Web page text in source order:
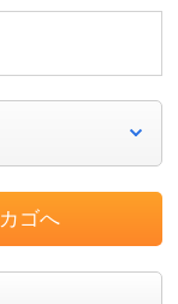
カゴへ